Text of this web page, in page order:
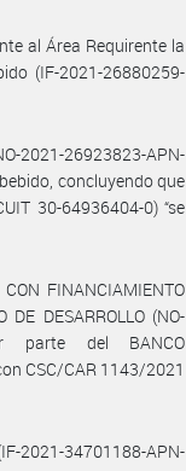
al Área Requirente la
(IF-2021-26880259-
26923823-APN-
concluyendo que
30-64936404-0) “se
FINANCIAMIENTO
DESARROLLO (NO-
parte del BANCO
CSC/CAR 1143/2021
2021-34701188-APN-